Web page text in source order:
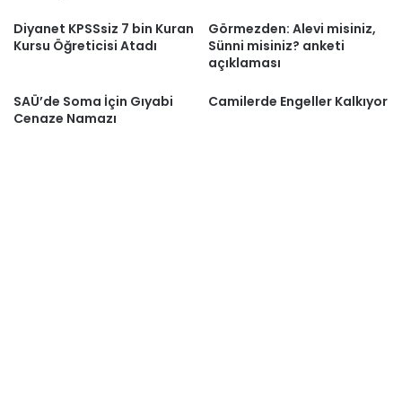
Diyanet KPSSsiz 7 bin Kuran
Kursu Öğreticisi Atadı
Görmezden: Alevi misiniz,
Sünni misiniz? anketi
açıklaması
SAÜ’de Soma İçin Gıyabi
Cenaze Namazı
Camilerde Engeller Kalkıyor